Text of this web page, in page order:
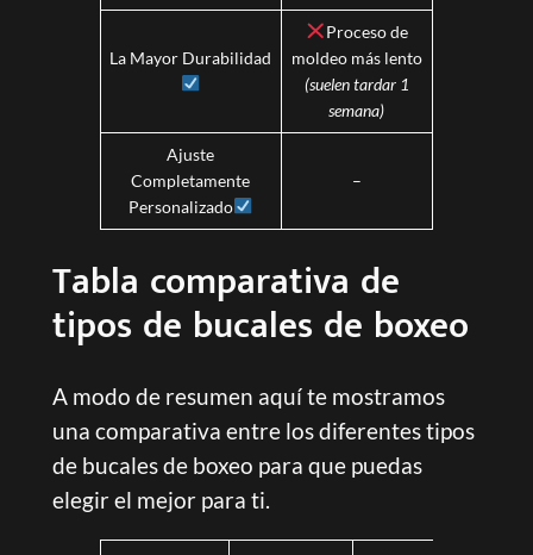
La Mayor Durabilidad
Proceso de
moldeo más lento
(suelen tardar 1
semana)
Ajuste
Completamente
Personalizado
–
Tabla comparativa de
tipos de bucales de boxeo
A modo de resumen aquí te mostramos
una comparativa entre los diferentes tipos
de bucales de boxeo para que puedas
elegir el mejor para ti.